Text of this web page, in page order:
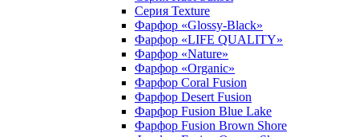
Серия Texture
Фарфор «Glossy-Black»
Фарфор «LIFE QUALITY»
Фарфор «Nature»
Фарфор «Organic»
Фарфор Coral Fusion
Фарфор Desert Fusion
Фарфор Fusion Blue Lake
Фарфор Fusion Brown Shore